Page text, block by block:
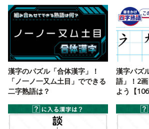
漢字のパズル「合体漢字」！
「ノ一ノ一又ム土目」でできる
二字熟語は？
漢字パズ
語」！2
よう【106